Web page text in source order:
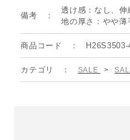
備考
透け感：なし、伸
地の厚さ：やや薄
商品コード
カテゴリ SALE >